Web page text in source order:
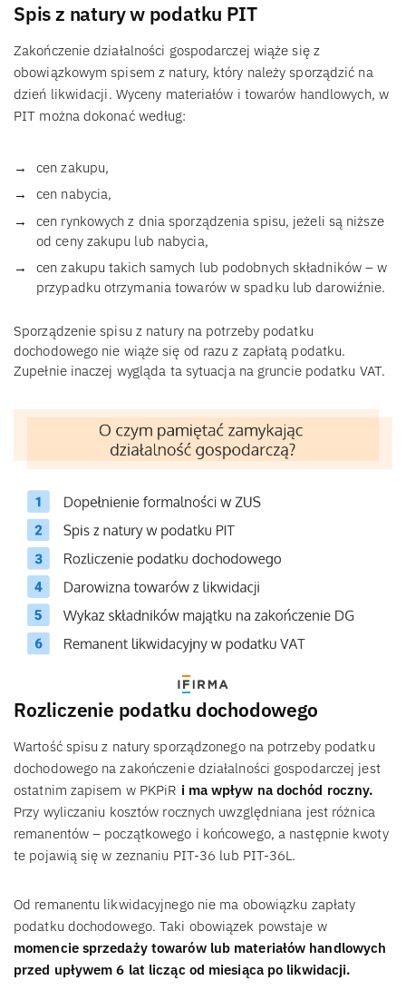
Spis z natury w podatku PIT
Zakończenie działalności gospodarczej wiąże się z
obowiązkowym spisem z natury, który należy sporządzić na
dzień likwidacji. Wyceny materiałów i towarów handlowych, w
PIT można dokonać według:
cen zakupu,
cen nabycia,
cen rynkowych z dnia sporządzenia spisu, jeżeli są niższe
od ceny zakupu lub nabycia,
cen zakupu takich samych lub podobnych składników – w
przypadku otrzymania towarów w spadku lub darowiźnie.
Sporządzenie spisu z natury na potrzeby podatku
dochodowego nie wiąże się od razu z zapłatą podatku.
Zupełnie inaczej wygląda ta sytuacja na gruncie podatku VAT.
Rozliczenie podatku dochodowego
Wartość spisu z natury sporządzonego na potrzeby podatku
dochodowego na zakończenie działalności gospodarczej jest
ostatnim zapisem w PKPiR i ma wpływ na dochód roczny.
Przy wyliczaniu kosztów rocznych uwzględniana jest różnica
remanentów – początkowego i końcowego, a następnie kwoty
te pojawią się w zeznaniu PIT-36 lub PIT-36L.
Od remanentu likwidacyjnego nie ma obowiązku zapłaty
podatku dochodowego. Taki obowiązek powstaje w
momencie sprzedaży towarów lub materiałów handlowych
przed upływem 6 lat licząc od miesiąca po likwidacji.